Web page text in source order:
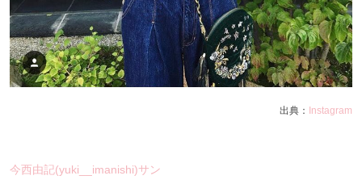
出典： Instagram
今西由記(yuki__imanishi)サン